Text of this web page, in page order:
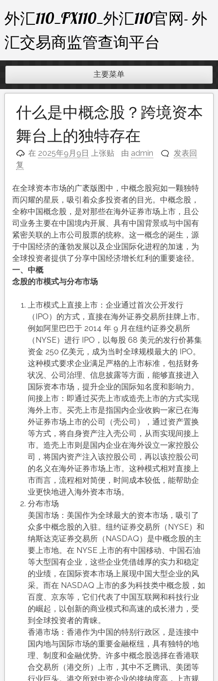
至
内
容
外汇110_FX110_外汇110官网- 外
汇交易商监管查询平台
主要菜单
什么是中概念股？跨境资本
舞台上的独特存在
在 2025年9月9日 上张贴 由 admin
发表回
复
在全球资本市场的广袤版图中，中概念股宛如一颗独特
而闪耀的星辰，吸引着众多投资者的目光。中概念股，
全称中国概念股，是对那些在海外证券市场上市，且公
司业务主要在中国境内开展、具有中国背景或与中国有
紧密关联的上市公司股票的统称。这一概念的诞生，源
于中国经济的蓬勃发展以及企业国际化进程的加速，为
全球投资者提供了分享中国经济增长红利的重要途径。
一、中概
念股的市模式与分布市场
上市模式上直接上市：企业通过首次公开发行
（IPO）的方式，直接在海外证券交易所挂牌上市。
例如阿里巴巴于 2014 年 9 月在纽约证券交易所
（NYSE）进行 IPO，以每股 68 美元的发行价募集
资金 250 亿美元，成为当时全球规模最大的 IPO。
这种模式要求企业满足严格的上市标准，包括财务
状况、公司治理、信息披露等方面，能够直接进入
国际资本市场，提升企业的国际知名度和影响力。
间接上市：即通过买壳上市或造壳上市的方式实现
海外上市。买壳上市是指国内企业收购一家已在海
外证券市场上市的公司（壳公司），通过资产置换
等方式，将自身资产注入壳公司，从而实现间接上
市。造壳上市则是国内企业在海外设立一家控股公
司，将国内资产注入该控股公司，再以该控股公司
的名义在海外证券市场上市。这种模式相对直接上
市而言，流程相对简便，时间成本较低，能帮助企
业更快地进入海外资本市场。
分布市场
美国市场：美国作为全球最大的资本市场，吸引了
众多中概念股的入驻。纽约证券交易所（NYSE）和
纳斯达克证券交易所（NASDAQ）是中概念股的主
要上市地。在 NYSE 上市的有中国移动、中国石油
等大型国有企业，这些企业凭借雄厚的实力和稳定
的业绩，在国际资本市场上展现中国大型企业的风
采。而在 NASDAQ 上市的多为科技类中概念股，如
百度、京东等，它们代表了中国互联网和科技行业
的崛起，以创新的商业模式和高速的成长潜力，受
到全球投资者的青睐。
香港市场：香港作为中国的特别行政区，是连接中
国内地与国际市场的重要金融枢纽，具有独特的地
理、制度和金融优势。许多中概念股选择在香港联
合交易所（港交所）上市，其中不乏腾讯、美团等
行业巨头。港交所对中资企业的接纳度高，上市规